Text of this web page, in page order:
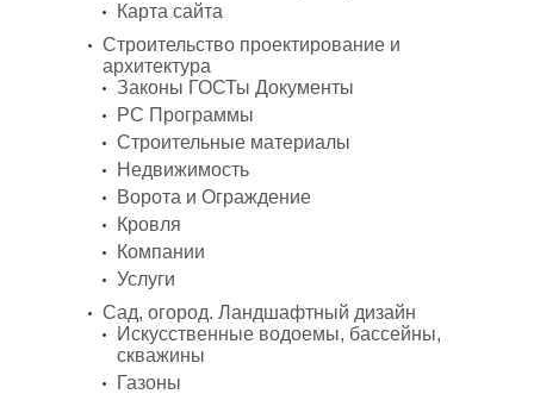
Карта сайта
Строительство проектирование и
архитектура
Законы ГОСТы Документы
PC Программы
Строительные материалы
Недвижимость
Ворота и Ограждение
Кровля
Компании
Услуги
Сад, огород. Ландшафтный дизайн
Искусственные водоемы, бассейны,
скважины
Газоны